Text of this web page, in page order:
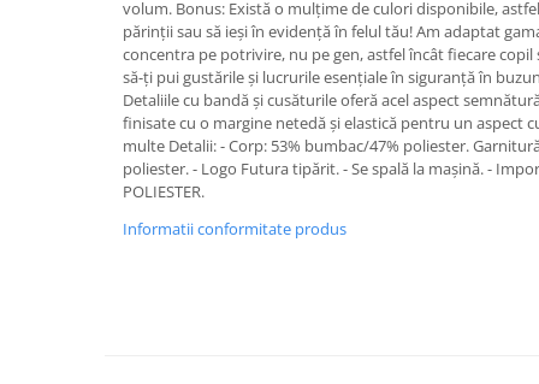
volum. Bonus: Există o mulțime de culori disponibile,
părinții sau să ieși în evidență în felul tău! Am adaptat
concentra pe potrivire, nu pe gen, astfel încât fiecare
să-ți pui gustările și lucrurile esențiale în siguranță în
Detaliile cu bandă și cusăturile oferă acel aspect
finisate cu o margine netedă și elastică pentru un aspect
multe Detalii: - Corp: 53% bumbac/47% poliester.
poliester. - Logo Futura tipărit. - Se spală la mașină. -
POLIESTER.
Informatii conformitate produs